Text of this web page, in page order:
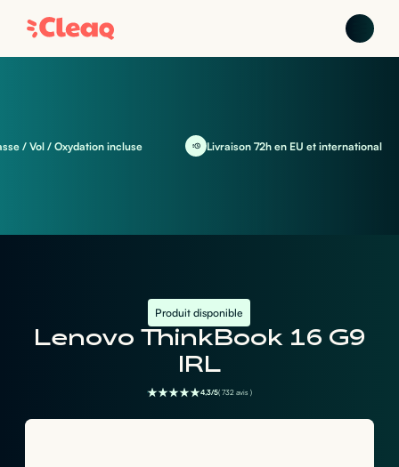
/ Vol / Oxydation incluse Livraison 72h en EU et international
Produit disponible
Lenovo ThinkBook 16 G9
IRL
4,3/5( 732 avis )